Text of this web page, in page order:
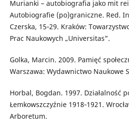
Murianki – autobiografia jako mit
Autobiografie (po)graniczne. Red.
Czerska, 15‑29. Kraków:
Prac Naukowych „Universitas”.
Golka, Marcin. 2009. Pamięć
Warszawa: Wydawnictwo Naukowe
Horbal, Bogdan. 1997. Działalność
Łemkowszczyźnie 1918‑1921.
Arboretum.